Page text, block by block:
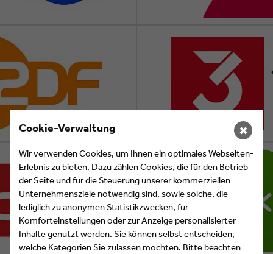
Cookie-Verwaltung
Wir verwenden Cookies, um Ihnen ein optimales Webseiten-
Erlebnis zu bieten. Dazu zählen Cookies, die für den Betrieb
der Seite und für die Steuerung unserer kommerziellen
Unternehmensziele notwendig sind, sowie solche, die
lediglich zu anonymen Statistikzwecken, für
Komforteinstellungen oder zur Anzeige personalisierter
Inhalte genutzt werden. Sie können selbst entscheiden,
welche Kategorien Sie zulassen möchten. Bitte beachten
✖